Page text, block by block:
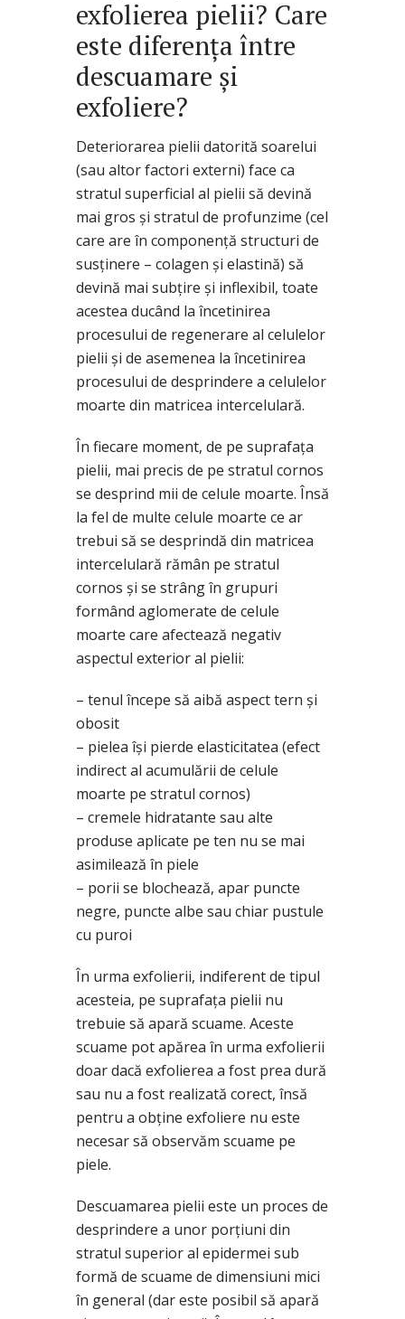
exfolierea pielii? Care
este diferenţa între
descuamare şi
exfoliere?
Deteriorarea pielii datorită soarelui
(sau altor factori externi) face ca
stratul superficial al pielii să devină
mai gros şi stratul de profunzime (cel
care are în componenţă structuri de
susţinere – colagen şi elastină) să
devină mai subţire şi inflexibil, toate
acestea ducând la încetinirea
procesului de regenerare al celulelor
pielii şi de asemenea la încetinirea
procesului de desprindere a celulelor
moarte din matricea intercelulară.
În fiecare moment, de pe suprafaţa
pielii, mai precis de pe stratul cornos
se desprind mii de celule moarte. Însă
la fel de multe celule moarte ce ar
trebui să se desprindă din matricea
intercelulară rămân pe stratul
cornos şi se strâng în grupuri
formând aglomerate de celule
moarte care afectează negativ
aspectul exterior al pielii:
– tenul începe să aibă aspect tern şi
obosit
– pielea îşi pierde elasticitatea (efect
indirect al acumulării de celule
moarte pe stratul cornos)
– cremele hidratante sau alte
produse aplicate pe ten nu se mai
asimilează în piele
– porii se blochează, apar puncte
negre, puncte albe sau chiar pustule
cu puroi
În urma exfolierii, indiferent de tipul
acesteia, pe suprafaţa pielii nu
trebuie să apară scuame. Aceste
scuame pot apărea în urma exfolierii
doar dacă exfolierea a fost prea dură
sau nu a fost realizată corect, însă
pentru a obţine exfoliere nu este
necesar să observăm scuame pe
piele.
Descuamarea pielii este un proces de
desprindere a unor porţiuni din
stratul superior al epidermei sub
formă de scuame de dimensiuni mici
în general (dar este posibil să apară